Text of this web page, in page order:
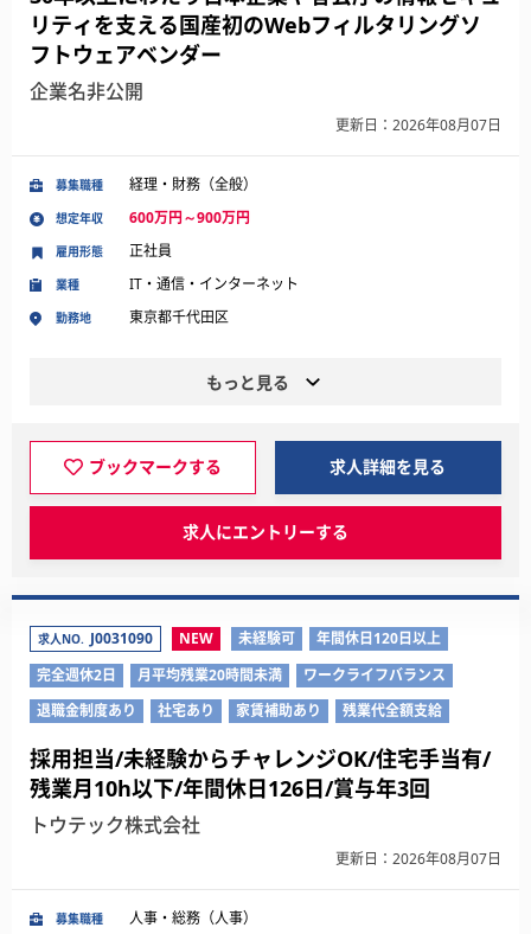
リティを支える国産初のWebフィルタリングソ
フトウェアベンダー
企業名非公開
更新日：2026年08月07日
募集職種 経理・財務（全般）
想定年収 600万円～900万円
業種 IT・通信・インターネット
勤務地 東京都千代田区
雇用形態 正社員
もっと見る
ブックマークする 求人詳細を見る
求人にエントリーする
求人NO. J0031090 NEW 未経験可
年間休日120日以上
完全週休2日
月平均残業20時間未満
ワークライフバランス
退職金制度あり
社宅あり 家賃補助あり 残業代全額支給
採用担当/未経験からチャレンジOK/住宅手当有/
残業月10h以下/年間休日126日/賞与年3回
トウテック株式会社
更新日：2026年08月07日
募集職種 人事・総務（人事）